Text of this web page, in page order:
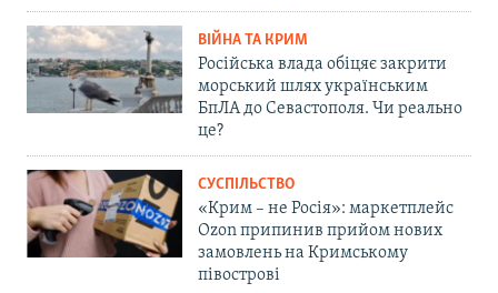
ВІЙНА ТА КРИМ
Російська влада обіцяє закрити
морський шлях українським
БпЛА до Севастополя. Чи реально
це?
СУСПІЛЬСТВО
«Крим – не Росія»: маркетплейс
Ozon припинив прийом нових
замовлень на Кримському
півострові